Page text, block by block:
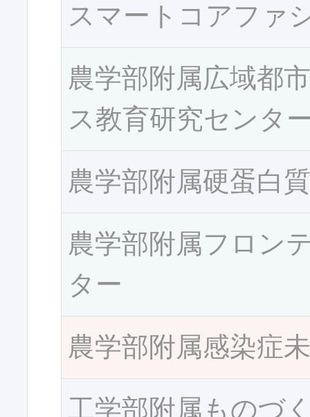
スマートコアファ
農学部附属広域都
ス教育研究センタ
農学部附属硬蛋白
農学部附属フロン
ター
農学部附属感染症
工学部附属ものづ